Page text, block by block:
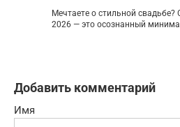
Мечтаете о стильной
2026 — это осознанный
Добавить комментарий
Имя